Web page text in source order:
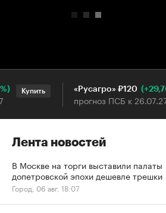
Купить «Русагро» ₽120 (+29,76%)
прогноз ПСБ к 26.07.27
Лента новостей
В Москве на торги выставили палаты
допетровской эпохи дешевле трешки
Город, 06 авг, 18:07